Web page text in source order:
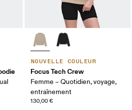
NOUVELLE COULEUR
Focus Tech Crew
Femme – Quotidien, voyage,
entraînement
130,00 €